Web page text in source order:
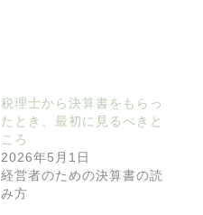
税理士から決算書をもらっ
たとき、最初に見るべきと
ころ
2026年5月1日
経営者のための決算書の読
み方